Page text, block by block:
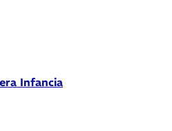
Infancia